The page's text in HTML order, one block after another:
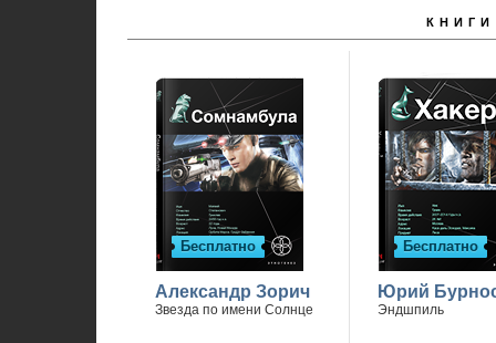
КНИГИ
Бесплатно
Александр Зорич
Звезда по имени Солнце
Бесплатно
Юрий
Эндшпиль